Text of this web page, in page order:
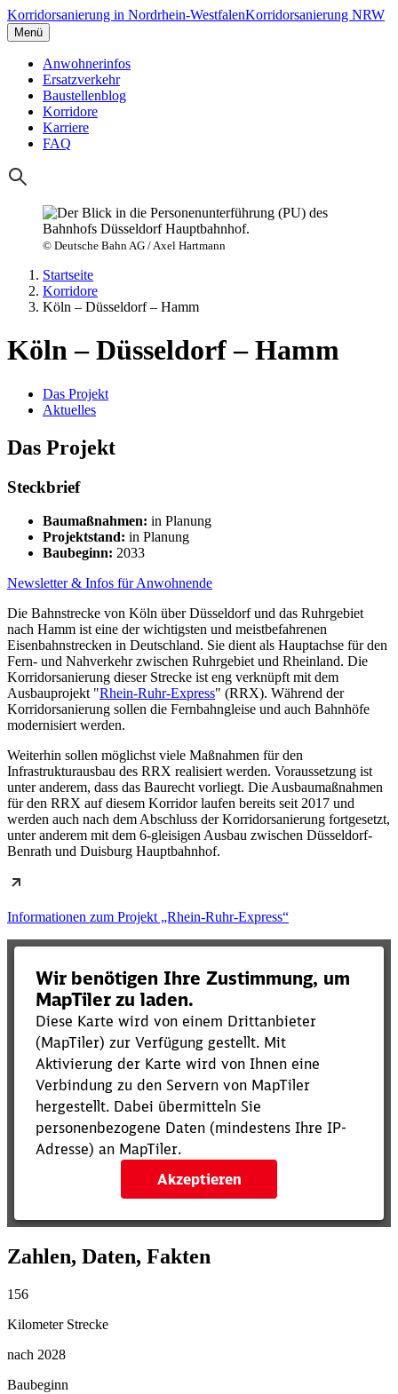
Korridorsanierung in Nordrhein-WestfalenKorridorsanierung NRW
Menü
Anwohnerinfos
Ersatzverkehr
Baustellenblog
Korridore
Karriere
FAQ
© Deutsche Bahn AG / Axel Hartmann
Startseite
Korridore
Köln – Düsseldorf – Hamm
Köln – Düsseldorf – Hamm
Das Projekt
Aktuelles
Das Projekt
Steckbrief
Baumaßnahmen: in Planung
Projektstand: in Planung
Baubeginn: 2033
Newsletter & Infos für Anwohnende
Die Bahnstrecke von Köln über Düsseldorf und das Ruhrgebiet
nach Hamm ist eine der wichtigsten und meistbefahrenen
Eisenbahnstrecken in Deutschland. Sie dient als Hauptachse für den
Fern- und Nahverkehr zwischen Ruhrgebiet und Rheinland. Die
Korridorsanierung dieser Strecke ist eng verknüpft mit dem
Ausbauprojekt "Rhein-Ruhr-Express" (RRX). Während der
Korridorsanierung sollen die Fernbahngleise und auch Bahnhöfe
modernisiert werden.
Weiterhin sollen möglichst viele Maßnahmen für den
Infrastrukturausbau des RRX realisiert werden. Voraussetzung ist
unter anderem, dass das Baurecht vorliegt. Die Ausbaumaßnahmen
für den RRX auf diesem Korridor laufen bereits seit 2017 und
werden auch nach dem Abschluss der Korridorsanierung fortgesetzt,
unter anderem mit dem 6-gleisigen Ausbau zwischen Düsseldorf-
Benrath und Duisburg Hauptbahnhof.
Informationen zum Projekt „Rhein-Ruhr-Express“
Zahlen, Daten, Fakten
156
Kilometer Strecke
nach 2028
Baubeginn